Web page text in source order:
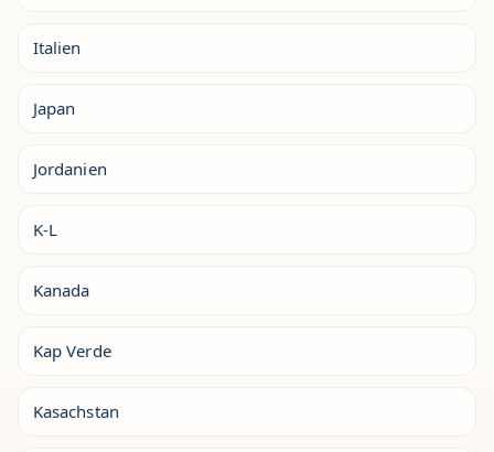
Italien
Japan
Jordanien
K-L
Kanada
Kap Verde
Kasachstan